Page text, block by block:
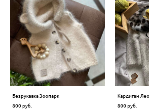
Безрукавка Зоопарк
800 pуб.
Кардиган Лео
800 pуб.